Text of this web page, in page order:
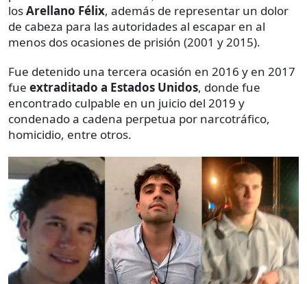
losArellano Félix, además de representar un dolor
de cabeza para las autoridades al escapar en al
menos dos ocasiones de prisión (2001 y 2015).
Fue detenido una tercera ocasión en 2016 y en 2017
fue extraditado a Estados Unidos, donde fue
encontrado culpable en un juicio del 2019 y
condenado a cadena perpetua por narcotráfico,
homicidio, entre otros.